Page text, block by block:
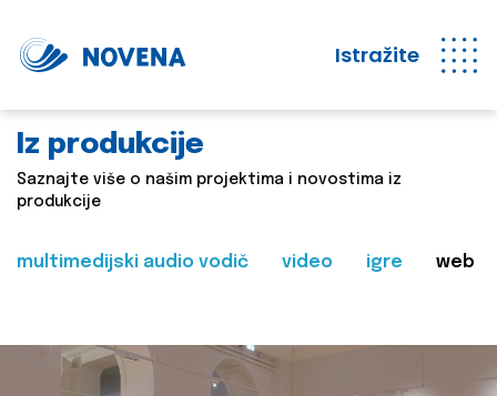
Istražite
Iz produkcije
Saznajte više o našim projektima i novostima iz
produkcije
multimedijski audio vodič video igre web